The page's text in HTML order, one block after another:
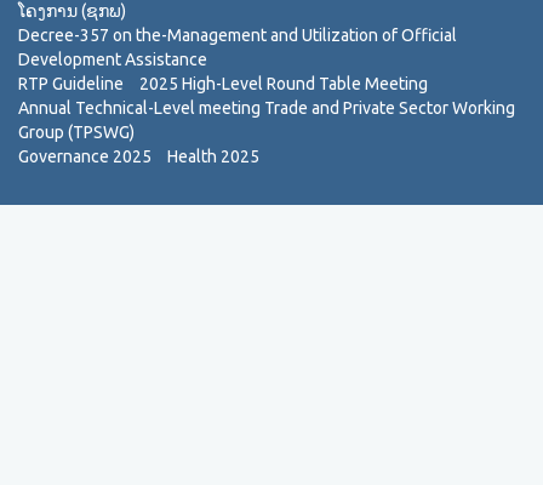
ໂຄງການ (ຊກພ)
Decree-357 on the-Management and Utilization of Official
Development Assistance
RTP Guideline
2025 High-Level Round Table Meeting
Annual Technical-Level meeting Trade and Private Sector Working
Group (TPSWG)
Governance 2025
Health 2025